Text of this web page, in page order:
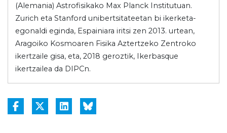
(Alemania) Astrofisikako Max Planck Institutuan.
Zurich eta Stanford unibertsitateetan bi ikerketa-
egonaldi eginda, Espainiara iritsi zen 2013. urtean,
Aragoiko Kosmoaren Fisika Aztertzeko Zentroko
ikertzaile gisa, eta, 2018 geroztik, Ikerbasque
ikertzailea da DIPCn.